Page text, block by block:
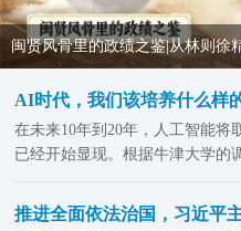
闽贤风骨里的政绩之鉴|从林则徐
AI时代，我们该培养什么样
在未来10年到20年，人工智能将
已经开始显现。根据牛津大学的
推进全面依法治国，习近平